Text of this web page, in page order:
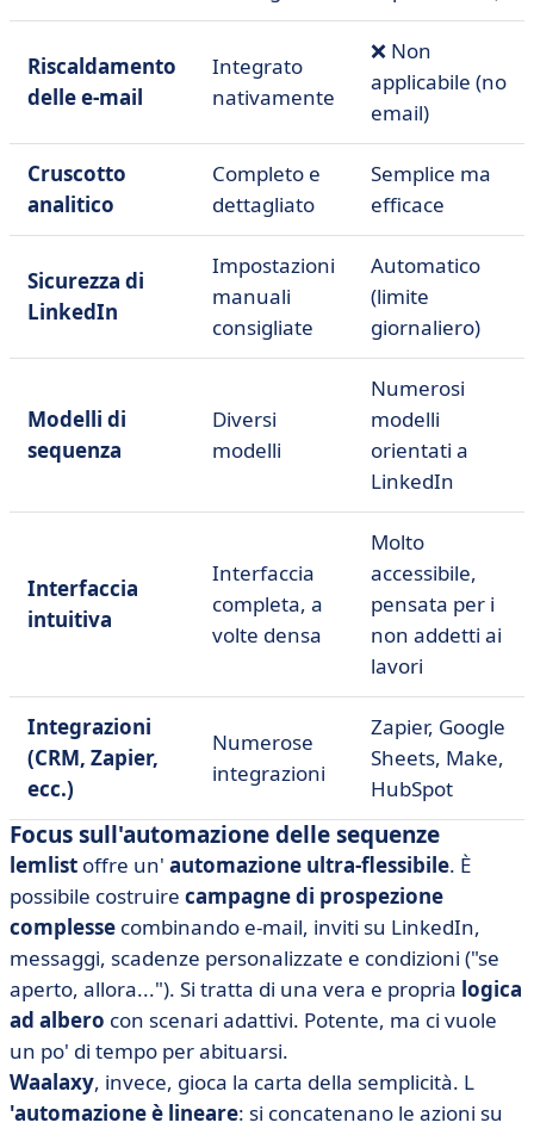
Riscaldamento
delle e-mail
Integrato
nativamente
❌ Non
applicabile (no
email)
Cruscotto
analitico
Completo e
dettagliato
Semplice ma
efficace
Sicurezza di
LinkedIn
Impostazioni
manuali
consigliate
Automatico
(limite
giornaliero)
Modelli di
sequenza
Diversi
modelli
Numerosi
modelli
orientati a
LinkedIn
Interfaccia
intuitiva
Interfaccia
completa, a
volte densa
Molto
accessibile,
pensata per i
non addetti ai
lavori
Integrazioni
(CRM, Zapier,
ecc.)
Numerose
integrazioni
Zapier, Google
Sheets, Make,
HubSpot
Focus sull'automazione delle sequenze
lemlist offre un' automazione ultra-flessibile. È
possibile costruire campagne di prospezione
complesse combinando e-mail, inviti su LinkedIn,
messaggi, scadenze personalizzate e condizioni ("se
aperto, allora..."). Si tratta di una vera e propria logica
ad albero con scenari adattivi. Potente, ma ci vuole
un po' di tempo per abituarsi.
Waalaxy, invece, gioca la carta della semplicità. L
'automazioneè lineare: si concatenano le azioni su